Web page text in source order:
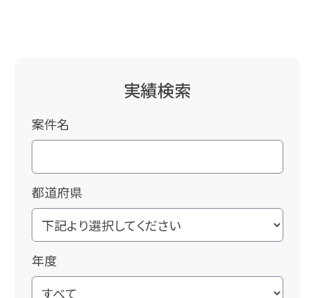
実績検索
案件名
都道府県
年度